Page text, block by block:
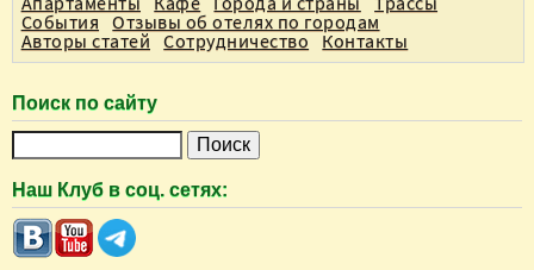
и
ц
ы
События Отзывы об отелях по городам
Авторы статей Сотрудничество Контакты
Поиск по сайту
и
с
к
Наш Клуб в соц. сетях: